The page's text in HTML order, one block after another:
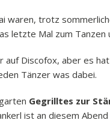
waren, trotz
letzte Mal zum Tanzen
auf Discofox, aber es
Tänzer was dabei.
Gegrilltes zur
ist an diesem